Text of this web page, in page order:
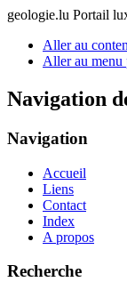
geologie.lu Portail
Aller au
Aller au menu
Navigation
Navigation
Accueil
Liens
Contact
Index
A propos
Recherche